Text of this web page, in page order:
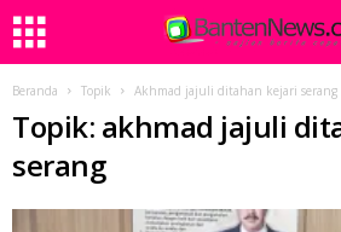
Beranda Topik Akhmad jajuli ditahan kejari serang
Topik: akhmad jajuli
serang